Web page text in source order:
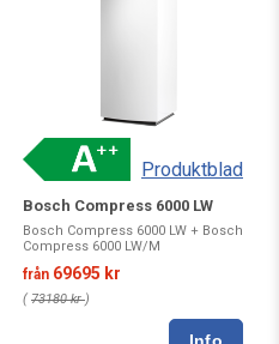
Produktblad
Bosch Compress 6000 LW
Bosch Compress 6000 LW + Bosch
Compress 6000 LW/M
från 69695 kr
( 73180 kr)